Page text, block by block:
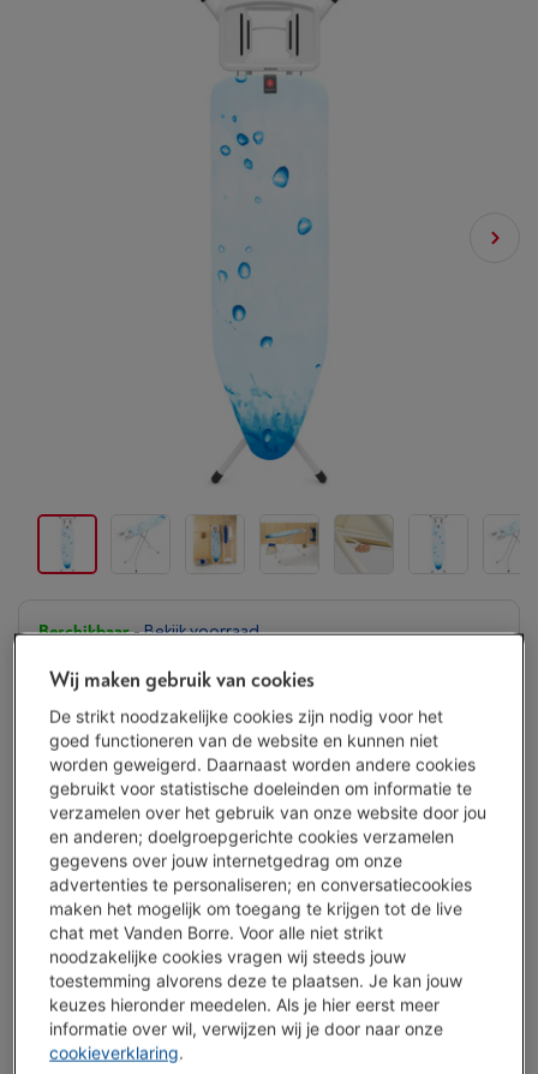
Beschikbaar-Bekijk voorraad
€ 95,00
Let op, geld lenen kost ook geld.
Koop nu
Vergelijken
Troeven
Strijkijzerhouder voor rechts- of linkshandigen
Hoogte instelbaar van 69 tot 96 cm
Wij maken gebruik van cookies
De strikt noodzakelijke cookies zijn nodig voor het
goed functioneren van de website en kunnen niet
worden geweigerd. Daarnaast worden andere cookies
gebruikt voor statistische doeleinden om informatie te
verzamelen over het gebruik van onze website door jou
en anderen; doelgroepgerichte cookies verzamelen
gegevens over jouw internetgedrag om onze
advertenties te personaliseren; en conversatiecookies
maken het mogelijk om toegang te krijgen tot de live
chat met Vanden Borre. Voor alle niet strikt
noodzakelijke cookies vragen wij steeds jouw
toestemming alvorens deze te plaatsen. Je kan jouw
keuzes hieronder meedelen. Als je hier eerst meer
informatie over wil, verwijzen wij je door naar onze
cookieverklaring.